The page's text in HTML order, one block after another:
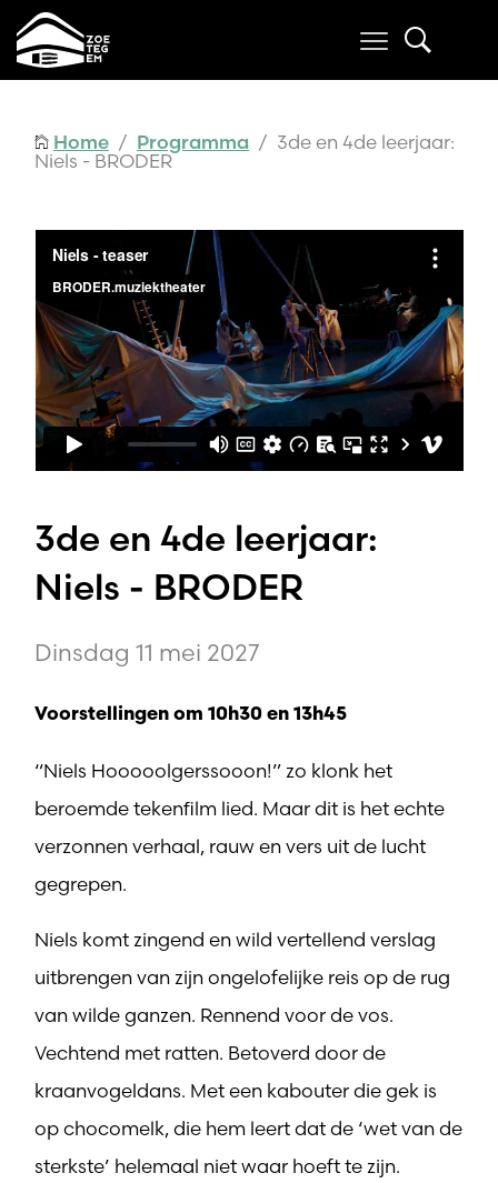
Home / Programma / 3de en 4de leerjaar:
Niels - BRODER
3de en 4de leerjaar:
Niels - BRODER
Dinsdag 11 mei 2027
Voorstellingen om 10h30 en 13h45
“Niels Hooooolgerssooon!” zo klonk het
beroemde tekenfilm lied. Maar dit is het echte
verzonnen verhaal, rauw en vers uit de lucht
gegrepen.
Niels komt zingend en wild vertellend verslag
uitbrengen van zijn ongelofelijke reis op de rug
van wilde ganzen. Rennend voor de vos.
Vechtend met ratten. Betoverd door de
kraanvogeldans. Met een kabouter die gek is
op chocomelk, die hem leert dat de ‘wet van de
sterkste’ helemaal niet waar hoeft te zijn.